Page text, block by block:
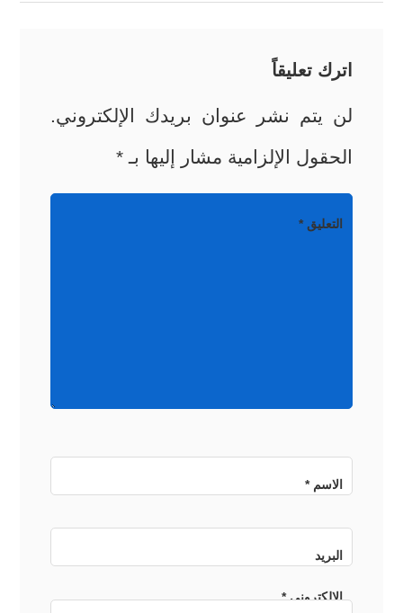
اترك تعليقاً
لن يتم نشر عنوان بريدك الإلكتروني.
الحقول الإلزامية مشار إليها بـ *
التعليق*
الاسم*
البريد
الإلكتروني*